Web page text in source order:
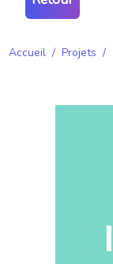
Accueil / Projets /